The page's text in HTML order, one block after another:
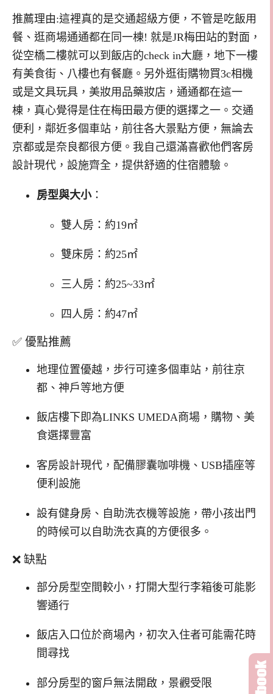
推薦理由:這裡真的是交通超級方便，不管是吃飯用
餐、逛商場通通都在同一棟! 就是JR梅田站的對面，
從空橋二樓就可以到飯店的check in大廳，地下一樓
有美食街、八樓也有餐廳。另外逛街購物買3c相機
或是文具玩具，美妝用品藥妝店，通通都在這一
棟，真心覺得是住在梅田最方便的選擇之一。 交通
便利，鄰近多個車站，前往各大景點方便，無論去
京都或是奈良都很方便。我自己還滿喜歡他們客房
設計現代，設施齊全，提供舒適的住宿體驗。
房型與大小：
雙人房：約19㎡
雙床房：約25㎡
三人房：約25~33㎡
四人房：約47㎡
✅ 優點推薦
地理位置優越，步行可達多個車站，前往京
都、神戶等地方便
飯店樓下即為LINKS UMEDA商場，購物、美
食選擇豐富
客房設計現代，配備膠囊咖啡機、USB插座等
便利設施
設有健身房、自助洗衣機等設施，帶小孩出門
的時候可以自助洗衣真的方便很多。
❌ 缺點
部分房型空間較小，打開大型行李箱後可能影
響通行
飯店入口位於商場內，初次入住者可能需花時
間尋找
部分房型的窗戶無法開啟，景觀受限